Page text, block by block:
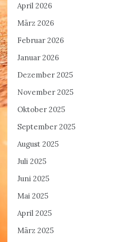
April 2026
März 2026
Februar 2026
Januar 2026
Dezember 2025
November 2025
Oktober 2025
September 2025
August 2025
Juli 2025
Juni 2025
Mai 2025
April 2025
März 2025